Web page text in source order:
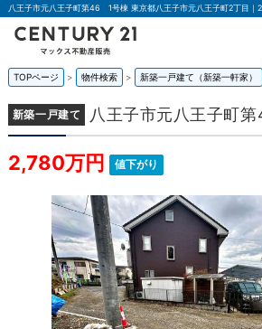
TOPページ 物件検索 新築一戸建て（新築一軒家）
新築一戸建て 八王子市元八王子町
2,780万円 値下がり